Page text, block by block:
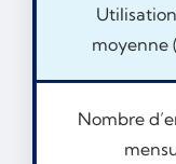
moyenne
Nombre